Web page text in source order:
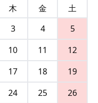
木 金
土
3 4
5
10 11
12
17 18
19
24 25
26